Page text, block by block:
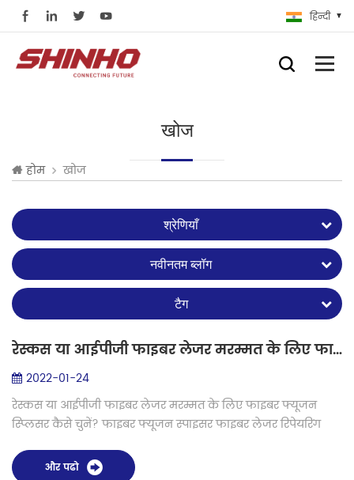
हिन्दी
खोज
होम खोज
श्रेणियाँ
नवीनतम ब्लॉग
टैग
रेस्कस या आईपीजी फाइबर लेजर मरम्मत के लिए फाइबर फ्यूजन स्प्लिसर कैसे चुनें?
2022-01-24
रेस्कस या आईपीजी फाइबर लेजर मरम्मत के लिए फाइबर फ्यूजन
स्प्लिसर कैसे चुनें? फाइबर फ्यूजन स्पाइसर फाइबर लेजर रिपेयरिंग
जाता है, तो हमें ...
और पढो